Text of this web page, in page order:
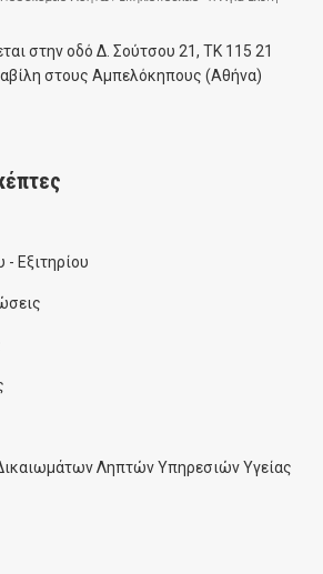
στην οδό Δ. Σούτσου 21, ΤΚ 115 21
στους Αμπελόκηπους (Αθήνα)
- Εξιτηρίου
Ληπτών Υπηρεσιών Υγείας